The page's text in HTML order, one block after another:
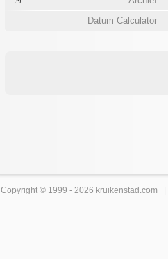
Datum Calculator
Copyright © 1999 - 2026 kruikenstad .com |